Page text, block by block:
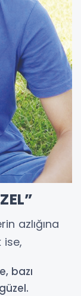
azlığına
ise,
bazı